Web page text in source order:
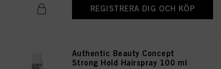
REGISTRERA DIG OCH KÖP
Authentic Beauty Concept
Strong Hold Hairspray 100 ml